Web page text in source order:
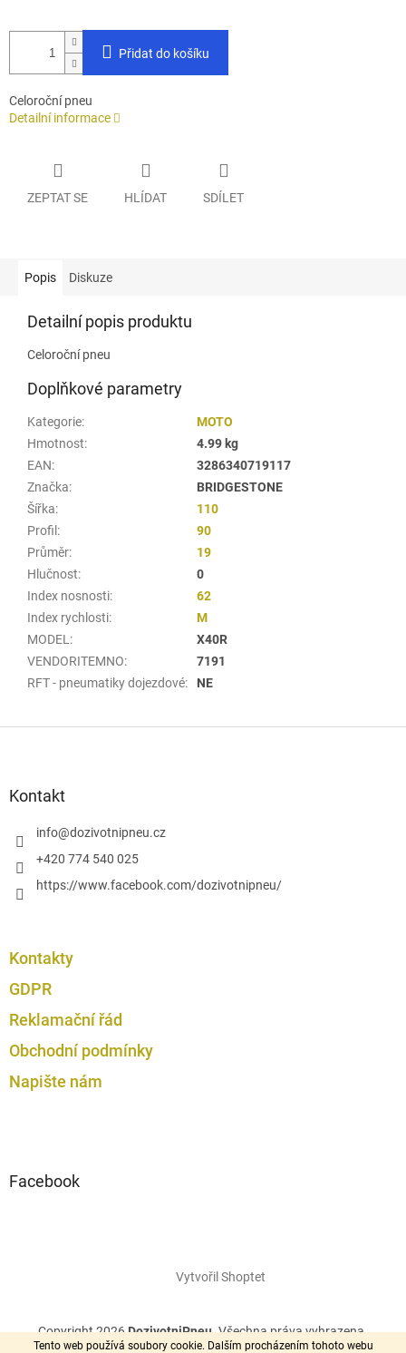
Tento web používá soubory cookie. Dalším procházením tohoto webu
Přidat do košíku
Celoroční pneu
Detailní informace
ZEPTAT SE HLÍDAT SDÍLET
Popis Diskuze
Detailní popis produktu
Celoroční pneu
Doplňkové parametry
Kategorie:
MOTO
Hmotnost:
4.99 kg
EAN:
3286340719117
Značka:
BRIDGESTONE
Šířka:
110
Profil :
90
Průměr:
19
Hlučnost:
0
Index nosnosti:
62
Index rychlosti:
M
MODEL :
X40R
VENDORITEMNO:
7191
RFT - pneumatiky dojezdové: NE
Kontakt
info@dozivotnipneu.cz
+420 774 540 025
https://www.facebook.com/dozivotnipneu/
Kontakty
GDPR
Reklamační řád
Obchodní podmínky
Napište nám
Facebook
Vytvořil Shoptet
Copyright 2026DozivotniPneu. Všechna práva vyhrazena.